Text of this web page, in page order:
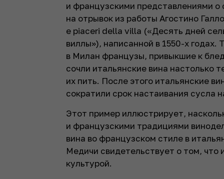
и французскими представлениями
на отрывок из работы Агостино
e piaceri della villa («Десять дней
виллы»), написанной в 1550-х
в Милан французы, привыкшие к
сочли итальянские вина настолько
их пить. После этого итальянские
сократили срок настаивания сусла
Этот пример иллюстрирует,
и французскими традициями
вина во французском стиле в
Медичи свидетельствует о том,
культурой.